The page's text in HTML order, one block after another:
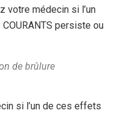
votre médecin si l’un
persiste ou
de brûlure
si l’un de ces effets